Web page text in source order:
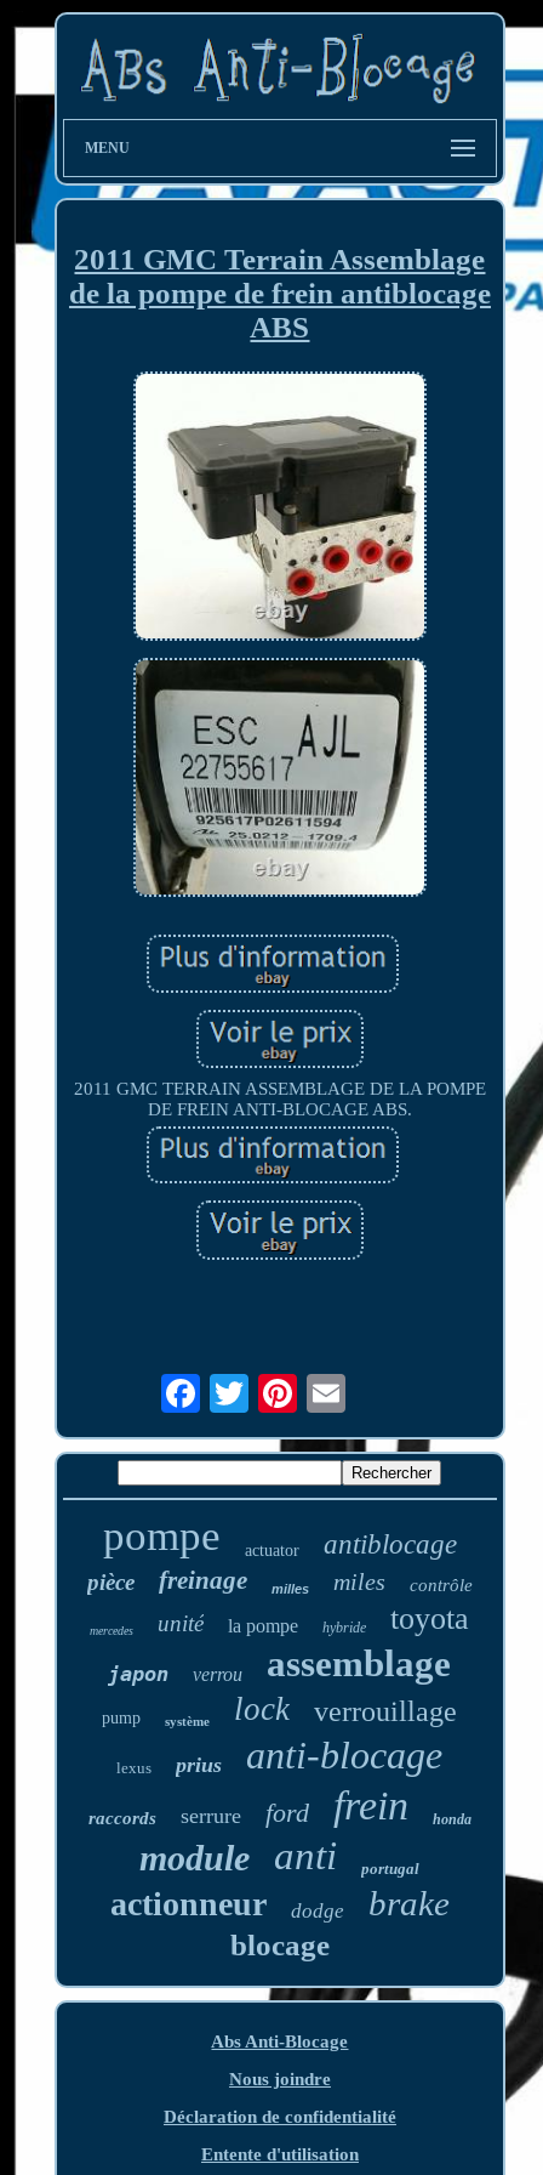
MENU
2011 GMC Terrain Assemblage
de la pompe de frein antiblocage
ABS
2011 GMC TERRAIN ASSEMBLAGE DE LA POMPE
DE FREIN ANTI-BLOCAGE ABS.
pompe actuator antiblocage
pièce freinage milles miles contrôle
mercedes unité la pompe hybride toyota
japon verrou assemblage
pump système lock verrouillage
lexus prius anti-blocage
raccords serrure ford frein honda
module anti portugal
actionneur dodge brake
blocage
Abs Anti-Blocage
Nous joindre
Déclaration de confidentialité
Entente d'utilisation